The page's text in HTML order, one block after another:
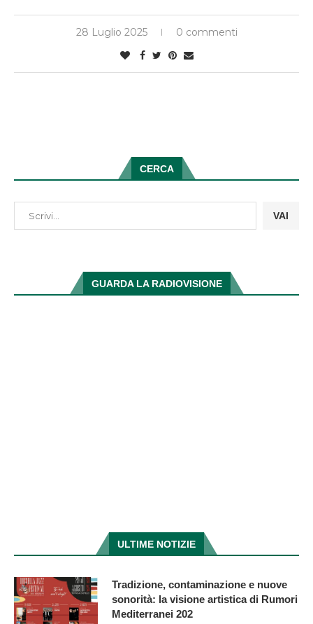
28 Luglio 2025 0 commenti
CERCA
VAI
GUARDA LA RADIOVISIONE
ULTIME NOTIZIE
Tradizione, contaminazione e nuove
sonorità: la visione artistica di Rumori
Mediterranei 202